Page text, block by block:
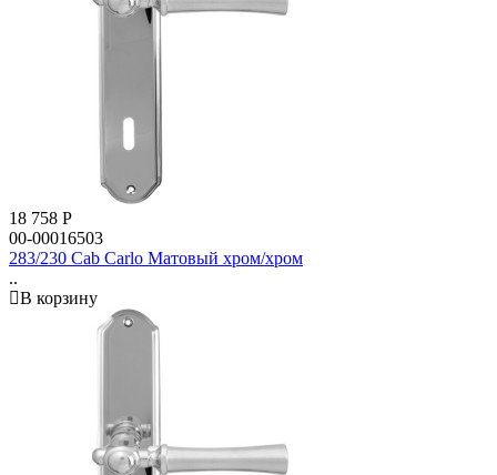
18 758 Р
00-00016503
283/230 Cab Carlo Матовый хром/хром
..
В корзину